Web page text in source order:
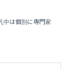
中は個別に専門家